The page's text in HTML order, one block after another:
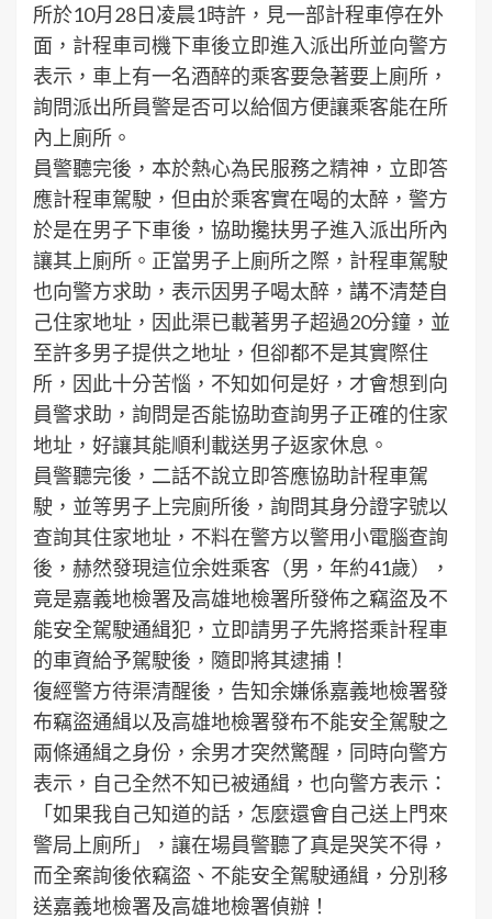
所於10月28日凌晨1時許，見一部計程車停在外
面，計程車司機下車後立即進入派出所並向警方
表示，車上有一名酒醉的乘客要急著要上廁所，
詢問派出所員警是否可以給個方便讓乘客能在所
內上廁所。
員警聽完後，本於熱心為民服務之精神，立即答
應計程車駕駛，但由於乘客實在喝的太醉，警方
於是在男子下車後，協助攙扶男子進入派出所內
讓其上廁所。正當男子上廁所之際，計程車駕駛
也向警方求助，表示因男子喝太醉，講不清楚自
己住家地址，因此渠已載著男子超過20分鐘，並
至許多男子提供之地址，但卻都不是其實際住
所，因此十分苦惱，不知如何是好，才會想到向
員警求助，詢問是否能協助查詢男子正確的住家
地址，好讓其能順利載送男子返家休息。
員警聽完後，二話不說立即答應協助計程車駕
駛，並等男子上完廁所後，詢問其身分證字號以
查詢其住家地址，不料在警方以警用小電腦查詢
後，赫然發現這位余姓乘客（男，年約41歲），
竟是嘉義地檢署及高雄地檢署所發佈之竊盜及不
能安全駕駛通緝犯，立即請男子先將搭乘計程車
的車資給予駕駛後，隨即將其逮捕！
復經警方待渠清醒後，告知余嫌係嘉義地檢署發
布竊盜通緝以及高雄地檢署發布不能安全駕駛之
兩條通緝之身份，余男才突然驚醒，同時向警方
表示，自己全然不知已被通緝，也向警方表示：
「如果我自己知道的話，怎麼還會自己送上門來
警局上廁所」，讓在場員警聽了真是哭笑不得，
而全案詢後依竊盜、不能安全駕駛通緝，分別移
送嘉義地檢署及高雄地檢署偵辦！